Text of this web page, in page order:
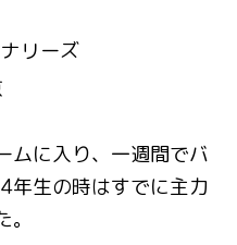
リーズ
ムに入り、一週間でバ
年生の時はすでに主力